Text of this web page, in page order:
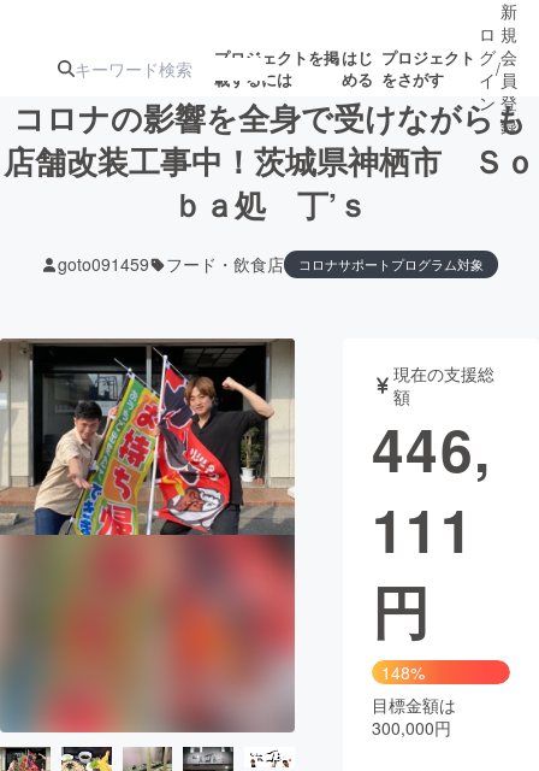
プロジェクトを掲
載するには
はじ
める
プロジェクト
をさがす
注目の新着プロ
募集終了が近いプ
テクノロジー・ガジェット ゲーム・サ
映像・映画 書籍・雑誌
ビジネス・起業 チャレンジ
まちづくり・地域活性化
CAMPFIRE for Social Good CAMPFIRE Creation
コミュニティ
ロ
グ
イ
ン
/
新
規
会
員
登
録
コロナの影響を全身で受けながらも
店舗改装工事中！茨城県神栖市 Ｓｏ
ｂａ処 丁’ｓ
goto091459 フード・飲食店 コロナサポートプログラム対象
現在の支援総
額
446,
111
円
148%
目標金額は
300,000円